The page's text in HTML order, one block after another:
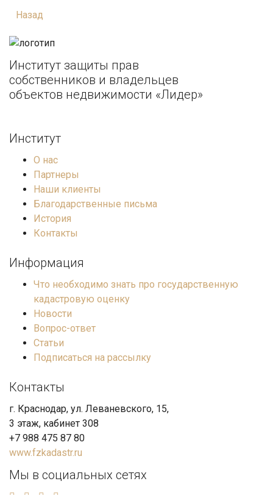
Назад
Институт защиты прав
собственников и владельцев
объектов недвижимости «Лидер»
Институт
О нас
Партнеры
Наши клиенты
Благодарственные письма
История
Контакты
Информация
Что необходимо знать про государственную
кадастровую оценку
Новости
Вопрос-ответ
Статьи
Подписаться на рассылку
Контакты
г. Краснодар, ул. Леваневского, 15,
3 этаж, кабинет 308
+7 988 475 87 80
www.fzkadastr.ru
Мы в социальных сетях